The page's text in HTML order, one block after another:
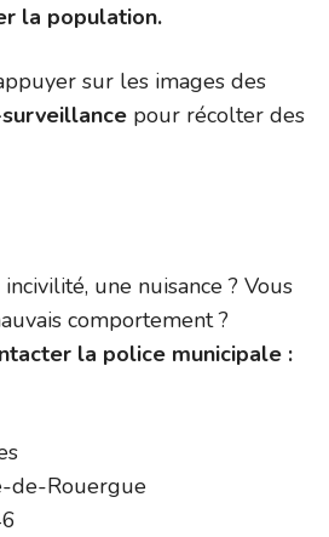
la population.
sur les images des
pour récolter des
une nuisance ? Vous
comportement ?
la police municipale :
de-Rouergue